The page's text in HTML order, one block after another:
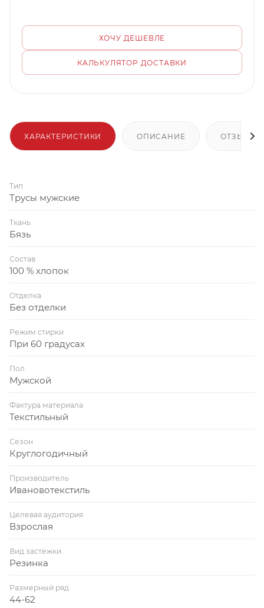
ХОЧУ ДЕШЕВЛЕ
КАЛЬКУЛЯТОР ДОСТАВКИ
ХАРАКТЕРИСТИКИ ОПИСАНИЕ ОТЗЫВЫ
Тип
Трусы мужские
Ткань
Бязь
Состав
100 % хлопок
Отделка
Без отделки
Режим стирки
При 60 градусах
Пол
Мужской
Фактура материала
Текстильный
Сезон
Круглогодичный
Производитель
Ивановотекстиль
Целевая аудитория
Взрослая
Вид застежки
Резинка
Размерный ряд
44-62